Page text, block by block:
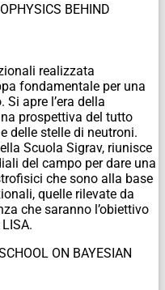
BEHIND
realizzata
fondamentale per una
apre l’era della
prospettiva del tutto
delle stelle di neutroni.
Scuola Sigrav, riunisce
del campo per dare una
che sono alla base
quelle rilevate da
che saranno l’obiettivo
ON BAYESIAN